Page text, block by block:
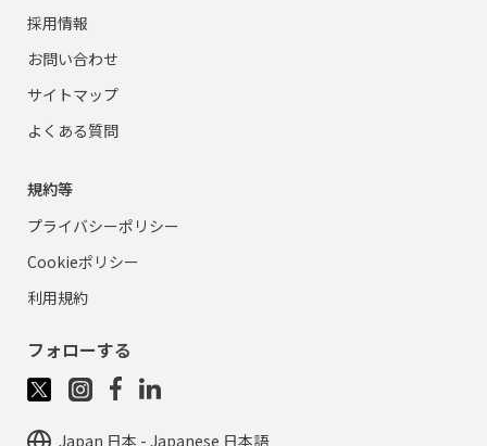
採用情報
お問い合わせ
サイトマップ
よくある質問
規約等
プライバシーポリシー
Cookieポリシー
利用規約
フォローする
Japan 日本 - Japanese 日本語